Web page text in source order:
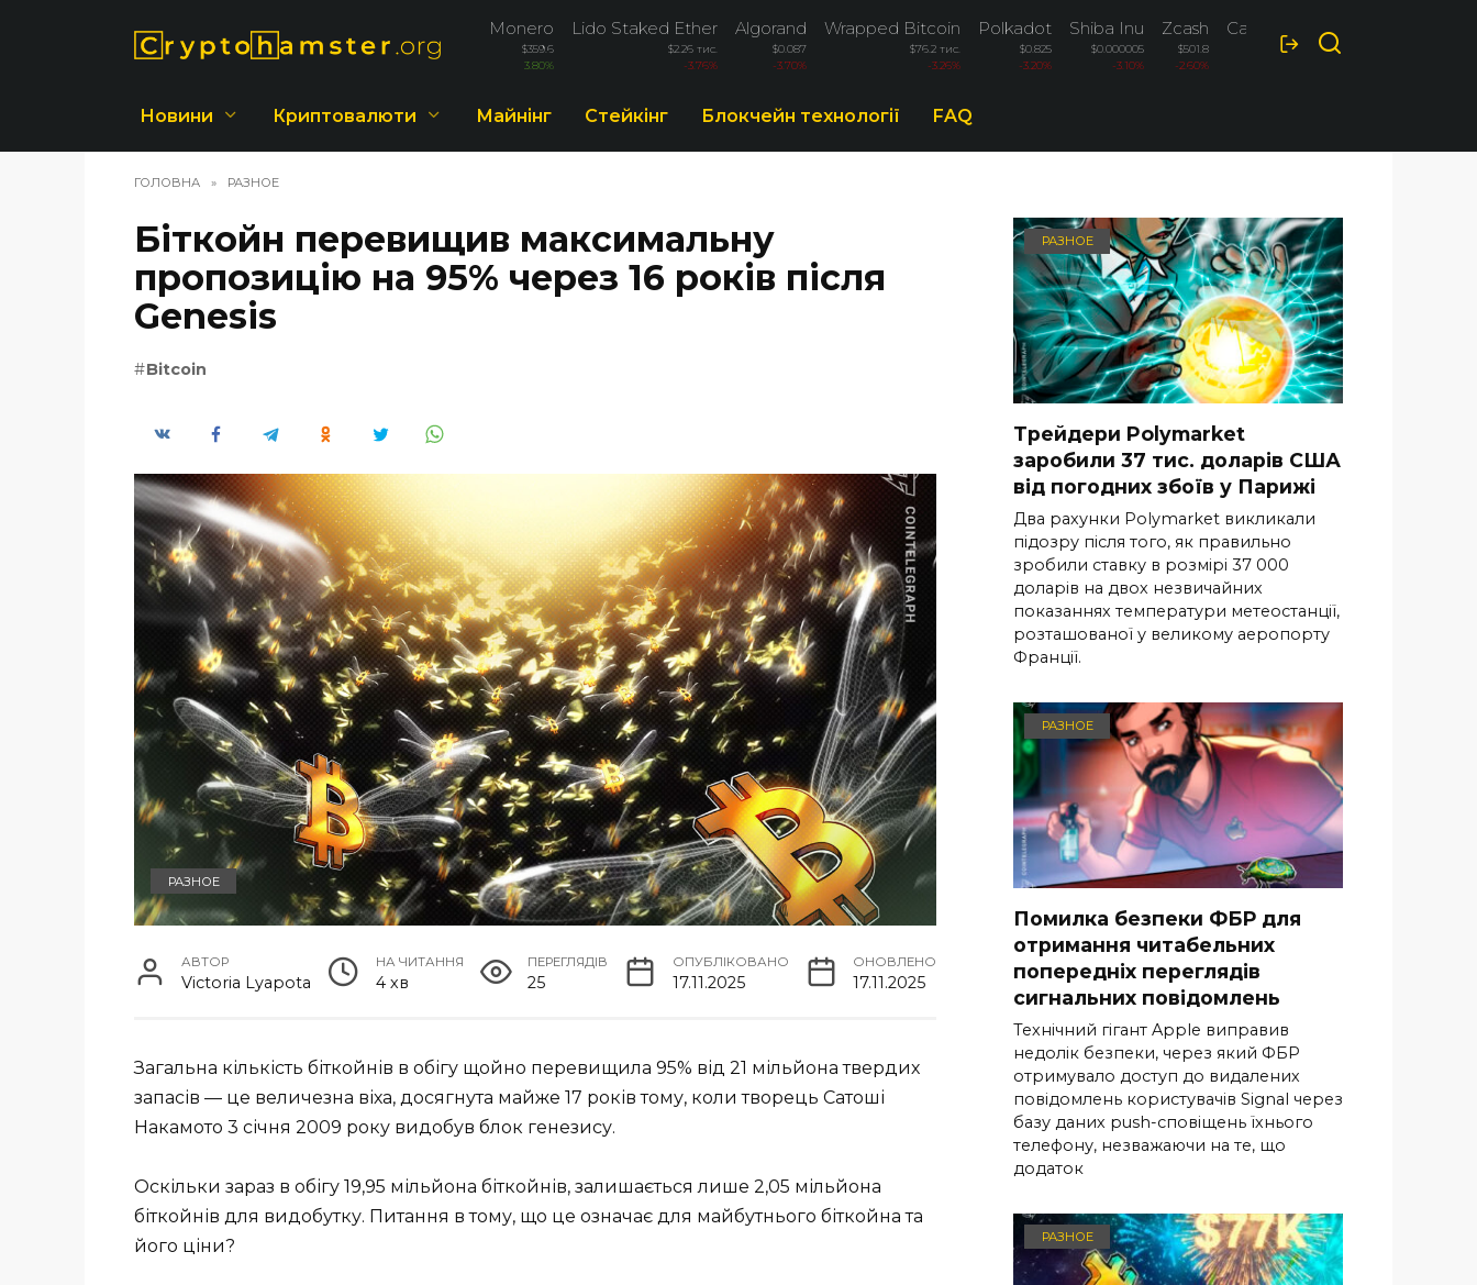
Monero
$359.6
3.80%
Lido Staked Ether
$2.26 тис.
-3.76%
Algorand
$0.087
-3.70%
Wrapped Bitcoin
$76.2 тис.
-3.26%
Polkadot
$0.825
-3.20%
Shiba Inu
$0.000005
-3.10%
Zcash
$501.8
-2.60%
Cardano
$0.1896
Новини Криптовалюти Майнінг Стейкінг Блокчейн технології FAQ
ГОЛОВНА » РАЗНОЕ
Біткойн перевищив максимальну
пропозицію на 95% через 16 років після
Genesis
Bitcoin
РАЗНОЕ
АВТОР
Victoria Lyapota
НА ЧИТАННЯ
4 хв
ПЕРЕГЛЯДІВ
25
ОПУБЛІКОВАНО
17.11.2025
ОНОВЛЕНО
17.11.2025
Загальна кількість біткойнів в обігу щойно перевищила 95% від 21 мільйона твердих
запасів — це величезна віха, досягнута майже 17 років тому, коли творець Сатоші
Накамото 3 січня 2009 року видобув блок генезису.
Оскільки зараз в обігу 19,95 мільйона біткойнів, залишається лише 2,05 мільйона
біткойнів для видобутку. Питання в тому, що це означає для майбутнього біткойна та
його ціни?
РАЗНОЕ
Трейдери Polymarket
заробили 37 тис. доларів США
від погодних збоїв у Парижі
Два рахунки Polymarket викликали
підозру після того, як правильно
зробили ставку в розмірі 37 000
доларів на двох незвичайних
показаннях температури метеостанції,
розташованої у великому аеропорту
Франції.
РАЗНОЕ
Помилка безпеки ФБР для
отримання читабельних
попередніх переглядів
сигнальних повідомлень
Технічний гігант Apple виправив
недолік безпеки, через який ФБР
отримувало доступ до видалених
повідомлень користувачів Signal через
базу даних push-сповіщень їхнього
телефону, незважаючи на те, що
додаток
РАЗНОЕ